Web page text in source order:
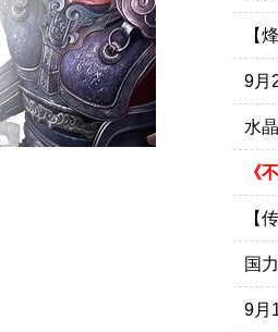
【
9月
水
《
【
国
9月